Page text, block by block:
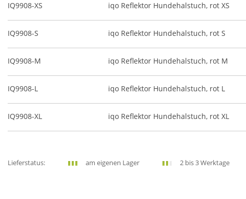
IQ9908-XS iqo Reflektor Hundehalstuch, rot XS
IQ9908-S iqo Reflektor Hundehalstuch, rot S
IQ9908-M iqo Reflektor Hundehalstuch, rot M
IQ9908-L iqo Reflektor Hundehalstuch, rot L
IQ9908-XL iqo Reflektor Hundehalstuch, rot XL
Lieferstatus: am eigenen Lager 2 bis 3 Werktage